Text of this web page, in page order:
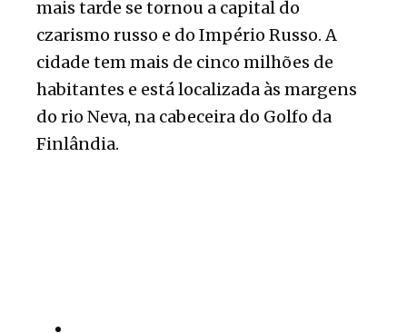
mais tarde se tornou a capital do
czarismo russo e do Império Russo. A
cidade tem mais de cinco milhões de
habitantes e está localizada às margens
do rio Neva, na cabeceira do Golfo da
Finlândia.